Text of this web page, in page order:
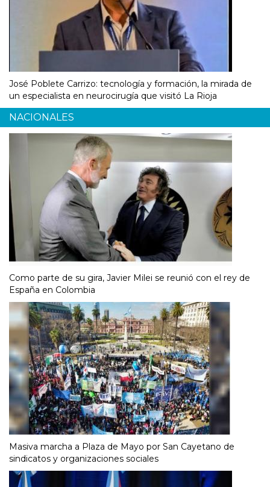
José Poblete Carrizo: tecnología y formación, la mirada de
un especialista en neurocirugía que visitó La Rioja
NACIONALES
Como parte de su gira, Javier Milei se reunió con el rey de
España en Colombia
Masiva marcha a Plaza de Mayo por San Cayetano de
sindicatos y organizaciones sociales